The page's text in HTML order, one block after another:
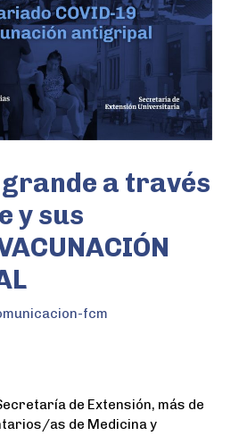
grande a través
y sus
fcm
de Extensión, más de
as de Medicina y